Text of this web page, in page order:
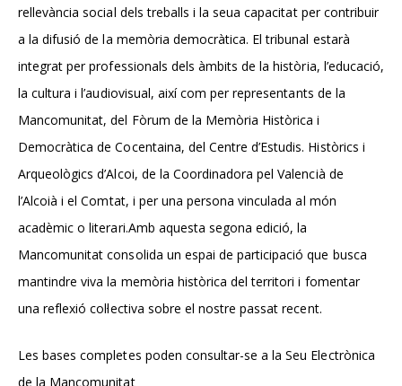
rellevància social dels treballs i la seua capacitat per contribuir
a la difusió de la memòria democràtica. El tribunal estarà
integrat per professionals dels àmbits de la història, l’educació,
la cultura i l’audiovisual, així com per representants de la
Mancomunitat, del Fòrum de la Memòria Històrica i
Democràtica de Cocentaina, del Centre d’Estudis. Històrics i
Arqueològics d’Alcoi, de la Coordinadora pel Valencià de
l’Alcoià i el Comtat, i per una persona vinculada al món
acadèmic o literari.Amb aquesta segona edició, la
Mancomunitat consolida un espai de participació que busca
mantindre viva la memòria històrica del territori i fomentar
una reflexió col·lectiva sobre el nostre passat recent.
Les bases completes poden consultar-se a la Seu Electrònica
de la Mancomunitat